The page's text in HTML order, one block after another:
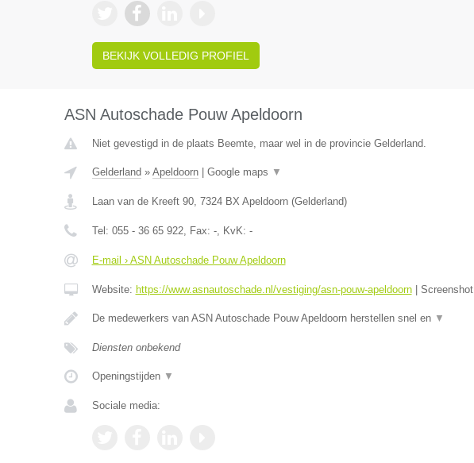
BEKIJK VOLLEDIG PROFIEL
ASN Autoschade Pouw Apeldoorn
Niet gevestigd in de plaats Beemte, maar wel in de provincie Gelderland.
Gelderland » Apeldoorn| Google maps ▼
Laan van de Kreeft 90, 7324 BX Apeldoorn(Gelderland)
Tel: 055 - 36 65 922, Fax: -, KvK: -
E-mail › ASN Autoschade Pouw Apeldoorn
Website: https://www.asnautoschade.nl/vestiging/asn-pouw-apeldoorn| Screenshot
De medewerkers van ASN Autoschade Pouw Apeldoorn herstellen snel en ▼
Diensten onbekend
Openingstijden ▼
Sociale media: